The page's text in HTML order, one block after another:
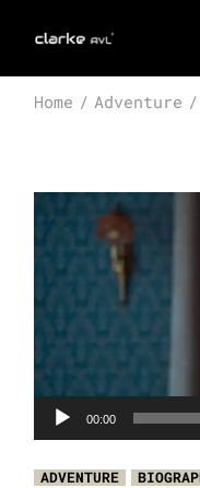
Home Adventure
Audio
Player
00:00
ADVENTURE